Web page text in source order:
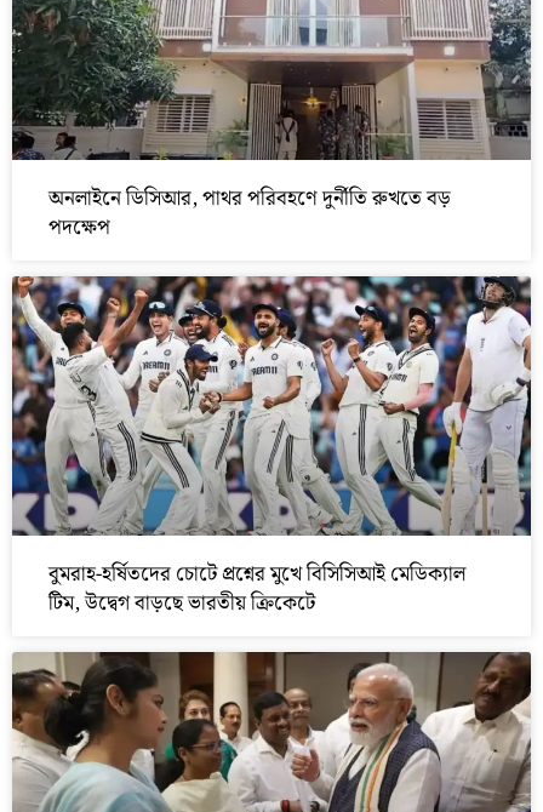
অনলাইনে ডিসিআর, পাথর পরিবহণে দুর্নীতি রুখতে বড়
পদক্ষেপ
বুমরাহ-হর্ষিতদের চোটে প্রশ্নের মুখে বিসিসিআই মেডিক্যাল
টিম, উদ্বেগ বাড়ছে ভারতীয় ক্রিকেটে